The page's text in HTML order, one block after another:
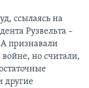
ссылаясь на
Рузвельта –
признавали
войне, но считали,
другие